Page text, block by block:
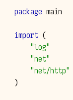
package main
import (
"log"
"net"
"net/http"
)